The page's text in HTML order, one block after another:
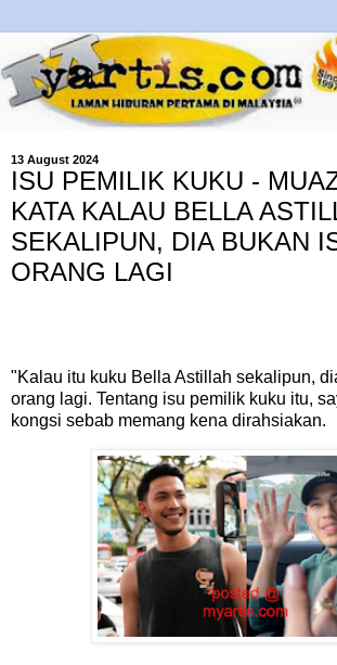
13 August 2024
ISU PEMILIK KUKU -
KATA KALAU BELLA
SEKALIPUN, DIA BUKAN
ORANG LAGI
"Kalau itu kuku Bella Astillah sekalipun,
orang lagi. Tentang isu pemilik kuku itu,
kongsi sebab memang kena dirahsiakan.